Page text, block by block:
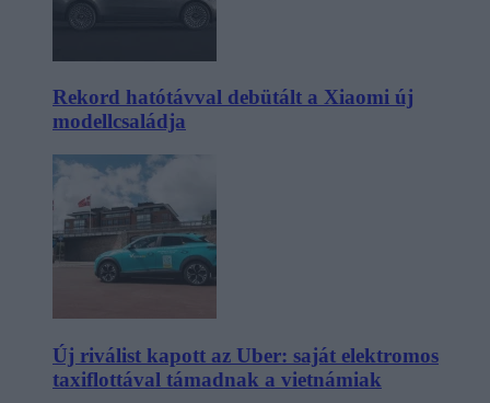
Rekord hatótávval debütált a Xiaomi új
modellcsaládja
Új riválist kapott az Uber: saját elektromos
taxiflottával támadnak a vietnámiak